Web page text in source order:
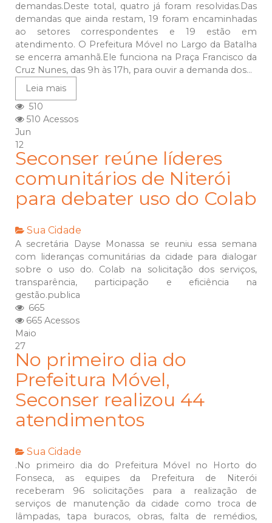
demandas.Deste total, quatro já foram resolvidas.Das
demandas que ainda restam, 19 foram encaminhadas
ao setores correspondentes e 19 estão em
atendimento. O Prefeitura Móvel no Largo da Batalha
se encerra amanhã.Ele funciona na Praça Francisco da
Cruz Nunes, das 9h às 17h, para ouvir a demanda dos...
Leia mais
510
510 Acessos
Jun
12
Seconser reúne líderes
comunitários de Niterói
para debater uso do Colab
Sua Cidade
A secretária Dayse Monassa se reuniu essa semana
com lideranças comunitárias da cidade para dialogar
sobre o uso do. Colab na solicitação dos serviços,
transparência, participação e eficiência na
gestão.publica
665
665 Acessos
Maio
27
No primeiro dia do
Prefeitura Móvel,
Seconser realizou 44
atendimentos
Sua Cidade
.No primeiro dia do Prefeitura Móvel no Horto do
Fonseca, as equipes da Prefeitura de Niterói
receberam 96 solicitações para a realização de
serviços de manutenção da cidade como troca de
lâmpadas, tapa buracos, obras, falta de remédios,